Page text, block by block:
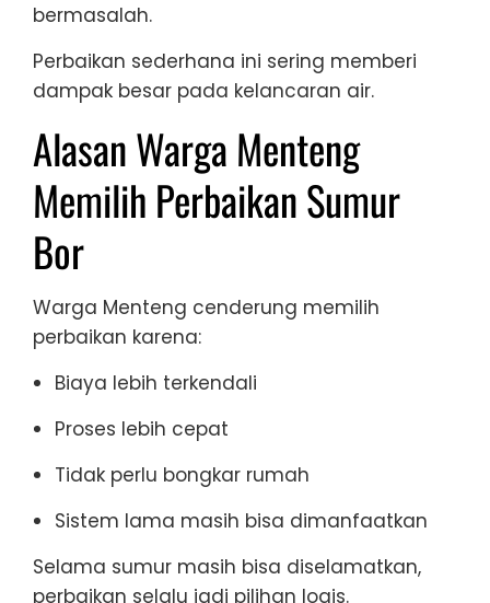
bermasalah.
Perbaikan sederhana ini sering memberi
dampak besar pada kelancaran air.
Alasan Warga Menteng
Memilih Perbaikan Sumur
Bor
Warga Menteng cenderung memilih
perbaikan karena:
Biaya lebih terkendali
Proses lebih cepat
Tidak perlu bongkar rumah
Sistem lama masih bisa dimanfaatkan
Selama sumur masih bisa diselamatkan,
perbaikan selalu jadi pilihan logis.